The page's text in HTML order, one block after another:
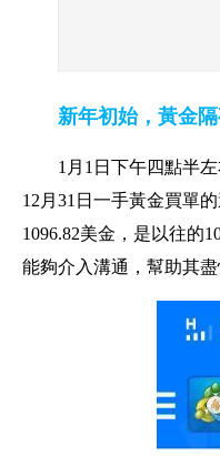
新年初始，黃金
1月1日下午四點半
12月31日一手黃金買單
1096.82美金，是以往的
能夠介入溝通，幫助其盡